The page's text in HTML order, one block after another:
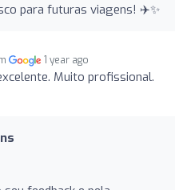
para futuras viagens! ✈️✨
1 year ago
Muito profissional.